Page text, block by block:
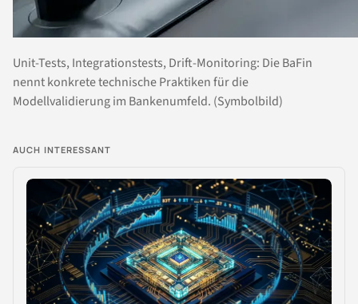
Unit-Tests, Integrationstests, Drift-Monitoring: Die BaFin
nennt konkrete technische Praktiken für die
Modellvalidierung im Bankenumfeld. (Symbolbild)
AUCH INTERESSANT